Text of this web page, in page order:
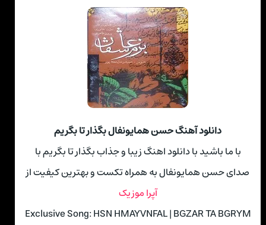
دانلود آهنگ حسن همایونفال بگذار تا بگریم
با ما باشید با دانلود اهنگ زیبا و جذاب بگذار تا بگریم با
صدای حسن همایونفال به همراه تکست و بهترین کیفیت از
آپرا موزیک
Exclusive Song: HSN HMAYVNFAL | BGZAR TA BGRYM